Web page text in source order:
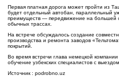
Первая платная дорога может пройти из
будет отдельный автобан, параллельный
преимуществ — передвижение на большей
обычных трассах.
На встрече обсуждалось создание
производства и ремонта заводов
покрытий.
Во время встречи глава немецкой
обучение узбекских специалистов с
Источник : podrobno.uz